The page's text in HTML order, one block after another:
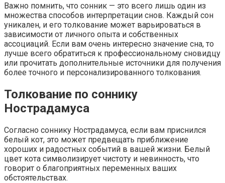
Важно помнить, что сонник — это всего лишь один из
множества способов интерпретации снов. Каждый сон
уникален, и его толкование может варьироваться в
зависимости от личного опыта и собственных
ассоциаций. Если вам очень интересно значение сна, то
лучше всего обратиться к профессиональному сновидцу
или прочитать дополнительные источники для получения
более точного и персонализированного толкования.
Толкование по соннику
Нострадамуса
Согласно соннику Нострадамуса, если вам приснился
белый кот, это может предвещать приближение
хороших и радостных событий в вашей жизни. Белый
цвет кота символизирует чистоту и невинность, что
говорит о благоприятных переменных ваших
обстоятельствах.